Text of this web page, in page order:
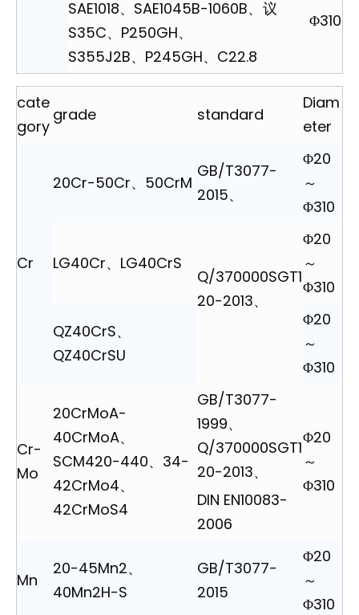
SAE1018、SAE1045B-1060B、
S35C、P250GH、
S355J2B、P245GH、C22.8
议
Φ310
cate
gory
grade standard
Diam
eter
Cr
20Cr-50Cr、50CrM
GB/T3077-
2015、
Φ20
～
Φ310
LG40Cr、LG40CrS
Q/370000SGT1
20-2013、
Φ20
～
Φ310
QZ40CrS、
QZ40CrSU
Φ20
～
Φ310
Cr-
Mo
20CrMoA-
40CrMoA、
SCM420-440、34-
42CrMo4、
42CrMoS4
GB/T3077-
1999、
Q/370000SGT1
20-2013、
DIN EN10083-
2006
Φ20
～
Φ310
Mn
20-45Mn2、
40Mn2H-S
GB/T3077-
2015
Φ20
～
Φ310